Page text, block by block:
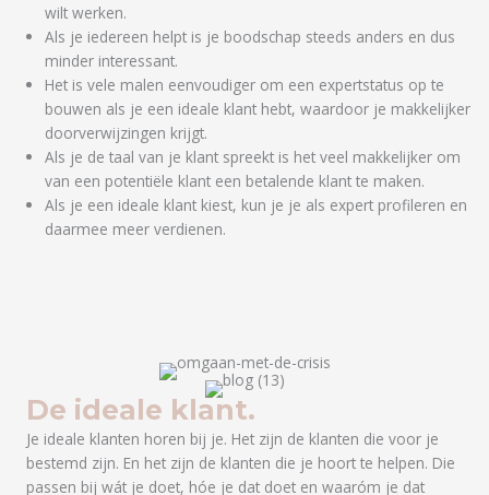
wilt werken.
Als je iedereen helpt is je boodschap steeds anders en dus
minder interessant.
Het is vele malen eenvoudiger om een expertstatus op te
bouwen als je een ideale klant hebt, waardoor je makkelijker
doorverwijzingen krijgt.
Als je de taal van je klant spreekt is het veel makkelijker om
van een potentiële klant een betalende klant te maken.
Als je een ideale klant kiest, kun je je als expert profileren en
daarmee meer verdienen.
De ideale klant.
Je ideale klanten horen bij je. Het zijn de klanten die voor je
bestemd zijn. En het zijn de klanten die je hoort te helpen. Die
passen bij wát je doet, hóe je dat doet en waaróm je dat